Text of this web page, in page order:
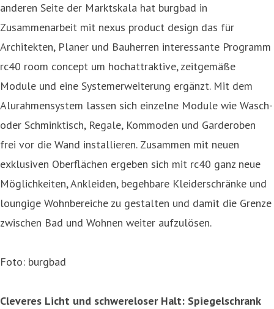
anderen Seite der Marktskala hat burgbad in
Zusammenarbeit mit nexus product design das für
Architekten, Planer und Bauherren interessante Programm
rc40 room concept um hochattraktive, zeitgemäße
Module und eine Systemerweiterung ergänzt. Mit dem
Alurahmensystem lassen sich einzelne Module wie Wasch-
oder Schminktisch, Regale, Kommoden und Garderoben
frei vor die Wand installieren. Zusammen mit neuen
exklusiven Oberflächen ergeben sich mit rc40 ganz neue
Möglichkeiten, Ankleiden, begehbare Kleiderschränke und
loungige Wohnbereiche zu gestalten und damit die Grenze
zwischen Bad und Wohnen weiter aufzulösen.
Foto: burgbad
Cleveres Licht und schwereloser Halt: Spiegelschrank